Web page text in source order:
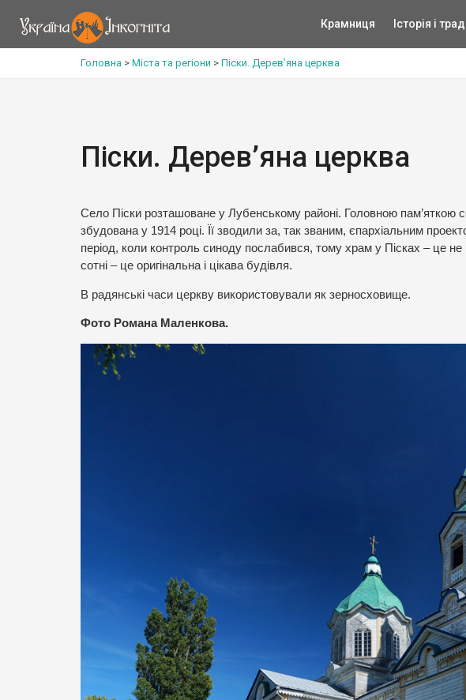
Крамниця Історія і
Головна > Міста та регіони > Піски. Дерев’яна церква
Піски. Дерев’яна церква
Село Піски розташоване у Лубенському районі. Головною пам’яткою
збудована у 1914 році. Її зводили за, так званим, єпархіальним
період, коли контроль синоду послабився, тому храм у Пісках – це не
сотні – це оригінальна і цікава будівля.
В радянські часи церкву використовували як зерносховище.
Фото Романа Маленкова.